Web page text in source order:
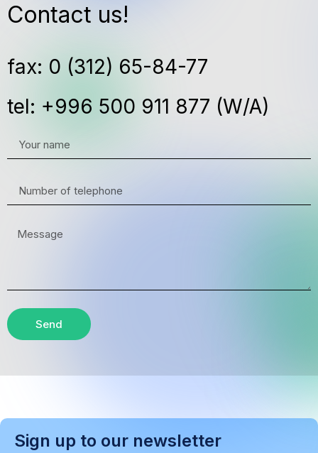
Contact us!
fax: 0 (312) 65-84-77
tel: +996 500 911 877 (W/A)
Send
Sign up to our newsletter